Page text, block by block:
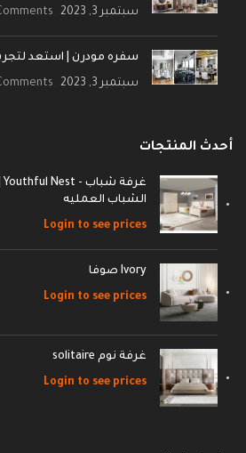
سبتمبر 3, 2023
سفره مودرن | استعد
سبتمبر 3, 2023
أحدث المنتجات
الشباب العمليه
Login to see prices
Ivory صوفا
Login to see prices
غرفة نوم solitaire
Login to see prices